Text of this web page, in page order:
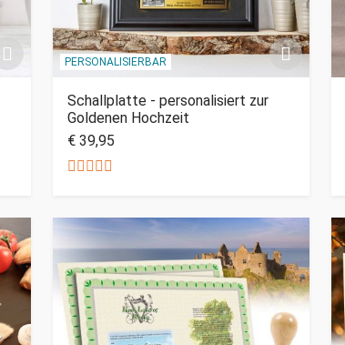
PERSONALISIERBAR
Schallplatte - personalisiert zur
Goldenen Hochzeit
€ 39,95